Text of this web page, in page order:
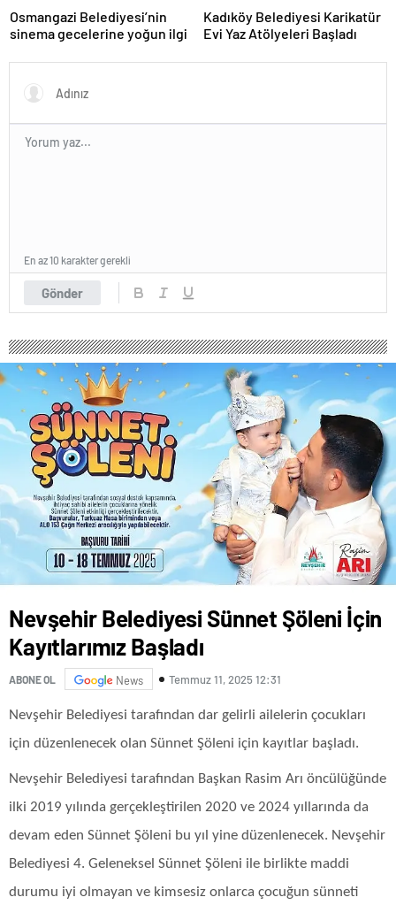
Osmangazi Belediyesi’nin
sinema gecelerine yoğun ilgi
Kadıköy Belediyesi Karikatür
Evi Yaz Atölyeleri Başladı
Gönder
En az 10 karakter gerekli
Nevşehir Belediyesi Sünnet Şöleni İçin
Kayıtlarımız Başladı
ABONE OL News Temmuz 11, 2025 12:31
Nevşehir Belediyesi tarafından dar gelirli ailelerin çocukları
için düzenlenecek olan Sünnet Şöleni için kayıtlar başladı.
Nevşehir Belediyesi tarafından Başkan Rasim Arı öncülüğünde
ilki 2019 yılında gerçekleştirilen 2020 ve 2024 yıllarında da
devam eden Sünnet Şöleni bu yıl yine düzenlenecek. Nevşehir
Belediyesi 4. Geleneksel Sünnet Şöleni ile birlikte maddi
durumu iyi olmayan ve kimsesiz onlarca çocuğun sünneti